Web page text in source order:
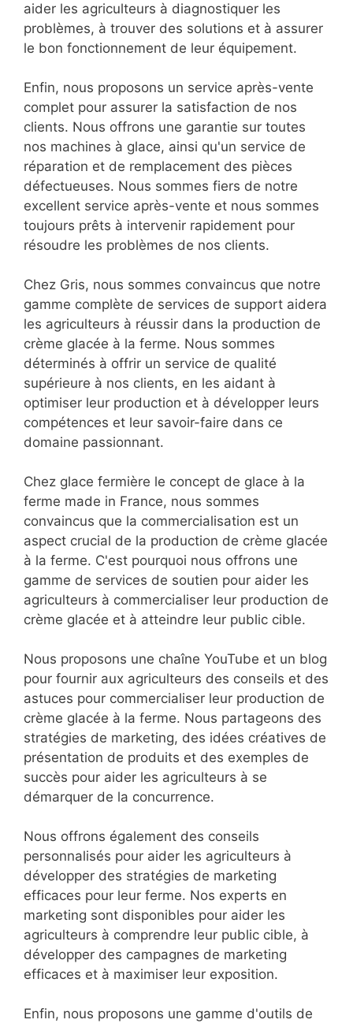
aider les agriculteurs à diagnostiquer les
problèmes, à trouver des solutions et à assurer
le bon fonctionnement de leur équipement.
Enfin, nous proposons un service après-vente
complet pour assurer la satisfaction de nos
clients. Nous offrons une garantie sur toutes
nos machines à glace, ainsi qu'un service de
réparation et de remplacement des pièces
défectueuses. Nous sommes fiers de notre
excellent service après-vente et nous sommes
toujours prêts à intervenir rapidement pour
résoudre les problèmes de nos clients.
Chez Gris, nous sommes convaincus que notre
gamme complète de services de support aidera
les agriculteurs à réussir dans la production de
crème glacée à la ferme. Nous sommes
déterminés à offrir un service de qualité
supérieure à nos clients, en les aidant à
optimiser leur production et à développer leurs
compétences et leur savoir-faire dans ce
domaine passionnant.
Chez glace fermière le concept de glace à la
ferme made in France, nous sommes
convaincus que la commercialisation est un
aspect crucial de la production de crème glacée
à la ferme. C'est pourquoi nous offrons une
gamme de services de soutien pour aider les
agriculteurs à commercialiser leur production de
crème glacée et à atteindre leur public cible.
Nous proposons une chaîne YouTube et un blog
pour fournir aux agriculteurs des conseils et des
astuces pour commercialiser leur production de
crème glacée à la ferme. Nous partageons des
stratégies de marketing, des idées créatives de
présentation de produits et des exemples de
succès pour aider les agriculteurs à se
démarquer de la concurrence.
Nous offrons également des conseils
personnalisés pour aider les agriculteurs à
développer des stratégies de marketing
efficaces pour leur ferme. Nos experts en
marketing sont disponibles pour aider les
agriculteurs à comprendre leur public cible, à
développer des campagnes de marketing
efficaces et à maximiser leur exposition.
Enfin, nous proposons une gamme d'outils de